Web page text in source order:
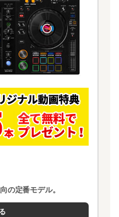
の定番モデル。